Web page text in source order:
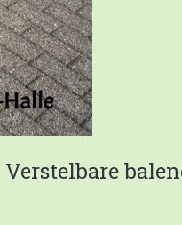
Verstelbare